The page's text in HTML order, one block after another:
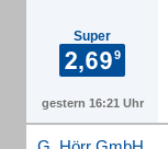
Super
gestern 16:21 Uhr